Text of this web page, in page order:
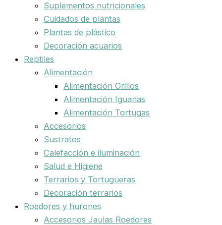
Suplementos nutricionales
Cuidados de plantas
Plantas de plástico
Decoración acuarios
Reptiles
Alimentación
Alimentación Grillos
Alimentación Iguanas
Alimentación Tortugas
Accesorios
Sustratos
Calefacción e iluminación
Salud e Higiene
Terrarios y Tortugueras
Decoración terrarios
Roedores y hurones
Accesorios Jaulas Roedores